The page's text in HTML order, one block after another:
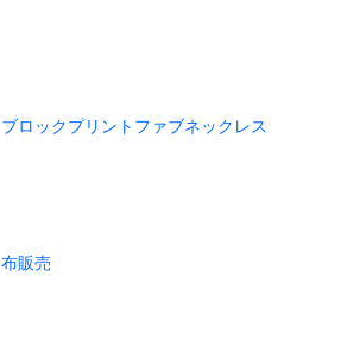
ブロックプリントファブネックレス
布販売